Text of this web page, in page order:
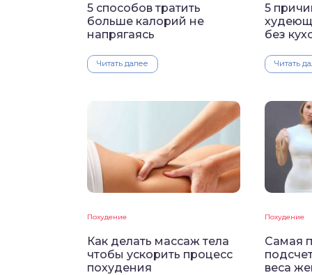
5 способов тратить
больше калорий не
напрягаясь
Читать далее
5
без
Читать
Похудение
Как делать массаж тела
чтобы ускорить процесс
похудения
Похудение
Самая
веса